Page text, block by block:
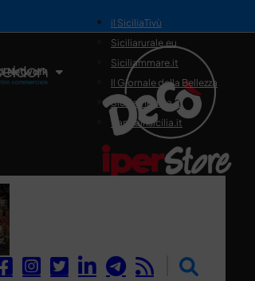
Il Network
il SiciliaTivù
Siciliarurale.eu
Siciliammare.it
Il Giornale della Bellezza
Siciliamedica.it
Sanitainsicilia.it